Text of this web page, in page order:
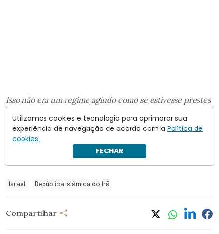
Isso não era um regime agindo como se estivesse prestes
agindo como …
Siga a leitura Crusoé. Assine e apoie o jornalismo
Israel República Islâmica do Irã
Compartilhar
Utilizamos cookies e tecnologia para aprimorar sua
experiência de navegação de acordo com a Política de
cookies.
FECHAR